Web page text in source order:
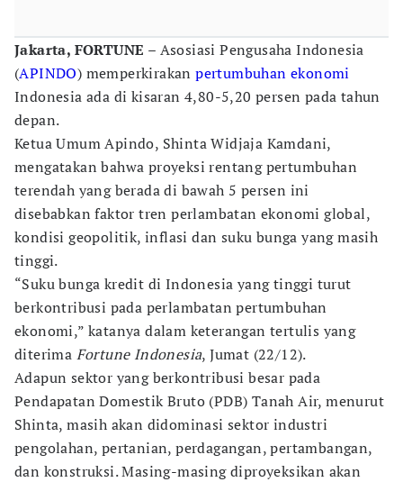
Jakarta, FORTUNE – Asosiasi Pengusaha Indonesia
(APINDO) memperkirakanpertumbuhan ekonomi
Indonesia ada di kisaran 4,80-5,20 persen pada tahun
depan.
Ketua Umum Apindo, Shinta Widjaja Kamdani,
mengatakan bahwa proyeksi rentang pertumbuhan
terendah yang berada di bawah 5 persen ini
disebabkan faktor tren perlambatan ekonomi global,
kondisi geopolitik, inflasi dan suku bunga yang masih
tinggi.
“Suku bunga kredit di Indonesia yang tinggi turut
berkontribusi pada perlambatan pertumbuhan
ekonomi,” katanya dalam keterangan tertulis yang
diterima Fortune Indonesia, Jumat (22/12).
Adapun sektor yang berkontribusi besar pada
Pendapatan Domestik Bruto (PDB) Tanah Air, menurut
Shinta, masih akan didominasi sektor industri
pengolahan, pertanian, perdagangan, pertambangan,
dan konstruksi. Masing-masing diproyeksikan akan